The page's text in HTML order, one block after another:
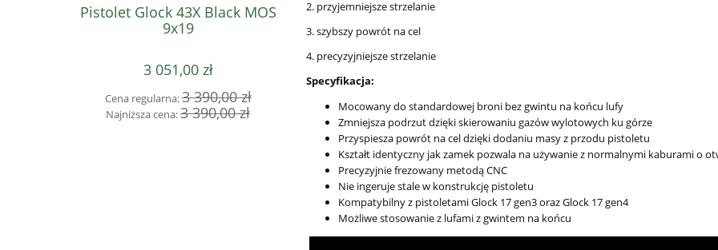
Pistolet Glock 43X Black MOS
9x19
3 051,00 zł
Cena regularna:3 390,00 zł
Najniższa cena:3 390,00 zł
Pistolet Glock 45 MOS Tactical
9x19mm
Najniższa cena:3 790,00 zł Najniższa cena:
2. przyjemniejsze strzelanie
3. szybszy powrót na cel
4. precyzyjniejsze strzelanie
Specyfikacja:
Mocowany do standardowej broni bez gwintu na końcu lufy
Zmniejsza podrzut dzięki skierowaniu gazów wylotowych ku górze
Przyspiesza powrót na cel dzięki dodaniu masy z przodu pistoletu
Kształt identyczny jak zamek pozwala na używanie z normalnymi kaburami o
Precyzyjnie frezowany metodą CNC
Nie ingeruje stale w konstrukcję pistoletu
Kompatybilny z pistoletami Glock 17 gen3 oraz Glock 17 gen4
Możliwe stosowanie z lufami z gwintem na końcu